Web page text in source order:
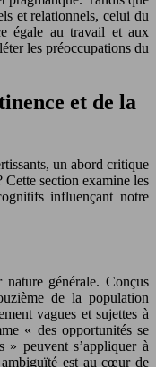
et relationnels, celui du
égale au travail et aux
les préoccupations du
et de la
un abord critique
Cette section examine les
influençant notre
générale. Conçus
de la population
vagues et sujettes à
« des opportunités se
» peuvent s’appliquer à
est au cœur de